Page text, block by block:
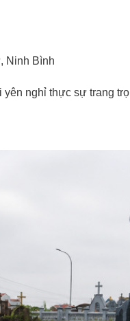
Ninh Bình
nghỉ thực sự trang